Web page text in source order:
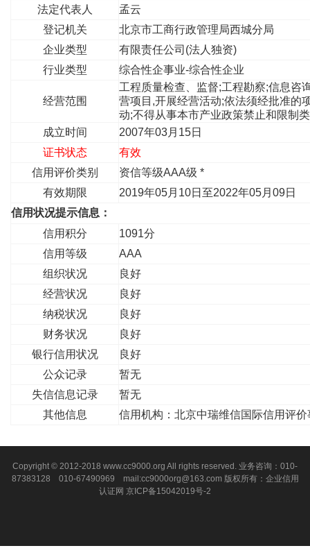
法定代表人
孟云
登记机关
北京市工商行政管理局西城分局
企业类型
有限责任公司(法人独资)
行业类型
综合性企事业-综合性企业
经营范围
工程质量检查、监督;工程勘察;信息咨
营项目,开展经营活动;依法须经批准的
动;不得从事本市产业政策禁止和限制
成立时间
2007年03月15日
证书状态
有效
信用评价类别
资信等级AAA级 *
有效期限
2019年05月10日至2022年05月09日
信用状况提示信息：
信用积分
1091分
信用等级
AAA
组织状况
良好
经营状况
良好
纳税状况
良好
财务状况
良好
银行信用状况
良好
公众记录
暂无
失信信息记录
暂无
其他信息
信用机构：北京中瑞维信国际信用评
Copyright © 2012-2018 www.cc9000.org All rights reserved. 业务咨询：010-
87383128 010-67490969 mail:cc9000org@163.com 版权所有：企业信用
认证网 京ICP备15042019号-2